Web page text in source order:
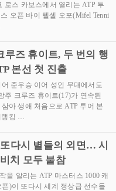
로스 카보스에서 열리는 ATP 투
오픈 바이 텔셀 오포(Mifel Tenni
루즈 휴이트, 두 번의 행
본선 첫 진출
준우승 이어 성인 무대에서도
주 크루즈 휴이트(17)가 연속된
아 생애 처음으로 ATP 투어 본
랭킹 …
다시 별들의 외면… 시
치 모두 불참
을 알리는 ATP 마스터스 1000 캐
)이 또다시 세계 정상급 선수들